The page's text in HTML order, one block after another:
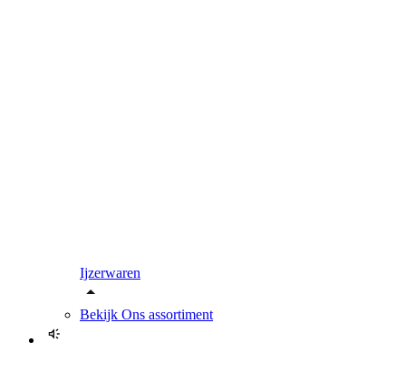
Ijzerwaren
Bekijk Ons assortiment